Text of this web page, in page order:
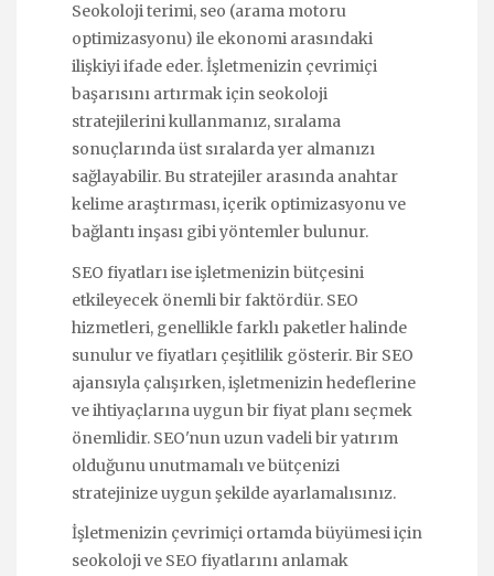
Seokoloji terimi, seo (arama motoru
optimizasyonu) ile ekonomi arasındaki
ilişkiyi ifade eder. İşletmenizin çevrimiçi
başarısını artırmak için seokoloji
stratejilerini kullanmanız, sıralama
sonuçlarında üst sıralarda yer almanızı
sağlayabilir. Bu stratejiler arasında anahtar
kelime araştırması, içerik optimizasyonu ve
bağlantı inşası gibi yöntemler bulunur.
SEO fiyatları ise işletmenizin bütçesini
etkileyecek önemli bir faktördür. SEO
hizmetleri, genellikle farklı paketler halinde
sunulur ve fiyatları çeşitlilik gösterir. Bir SEO
ajansıyla çalışırken, işletmenizin hedeflerine
ve ihtiyaçlarına uygun bir fiyat planı seçmek
önemlidir. SEO'nun uzun vadeli bir yatırım
olduğunu unutmamalı ve bütçenizi
stratejinize uygun şekilde ayarlamalısınız.
İşletmenizin çevrimiçi ortamda büyümesi için
seokoloji ve SEO fiyatlarını anlamak